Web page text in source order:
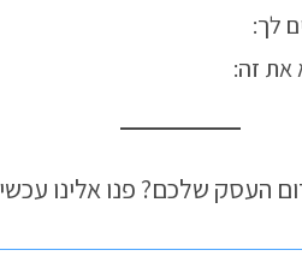
את זה:
העסק שלכם? פנו אלינו